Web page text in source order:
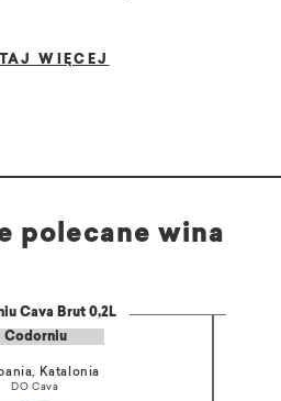
WIĘCEJ
polecane wina
Cava Brut 0,2L
Codorniu
Katalonia
DO Cava